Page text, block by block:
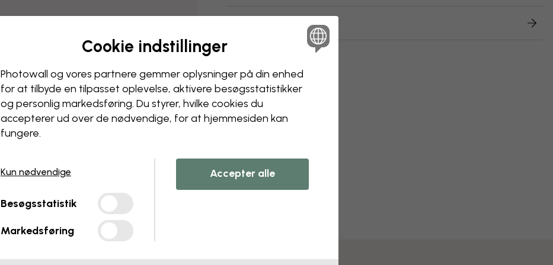
Levering og returnering
Cookie indstillinger
Photowall og vores partnere gemmer oplysninger på din enhed
for at tilbyde en tilpasset oplevelse, aktivere besøgs­statistikker
og personlig markedsføring. Du styrer, hvilke cookies du
accepterer ud over de nødvendige, for at hjemmesiden kan
fungere.
Kun nødvendige
Besøgsstatistik
Markedsføring
Accepter alle